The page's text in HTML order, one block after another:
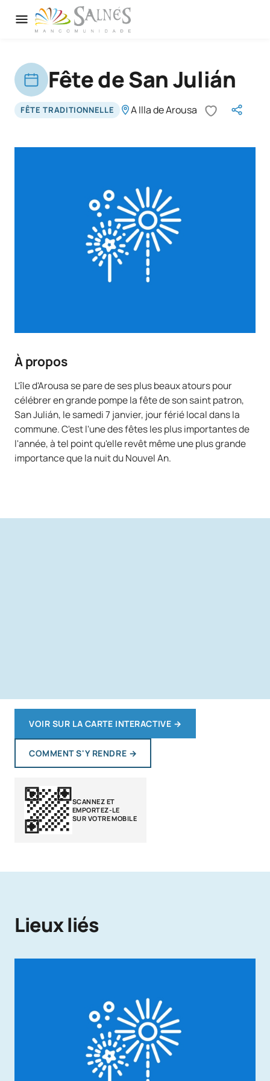
Fête de San Julián
FÊTE TRADITIONNELLE A Illa de Arousa
À propos
L'île d'Arousa se pare de ses plus beaux atours pour
célébrer en grande pompe la fête de son saint patron,
San Julián, le samedi 7 janvier, jour férié local dans la
commune. C'est l'une des fêtes les plus importantes de
l'année, à tel point qu'elle revêt même une plus grande
importance que la nuit du Nouvel An.
VOIR SUR LA CARTE INTERACTIVE →
COMMENT S'Y RENDRE →
SCANNEZ ET
EMPORTEZ-LE
SUR VOTRE MOBILE
Lieux liés